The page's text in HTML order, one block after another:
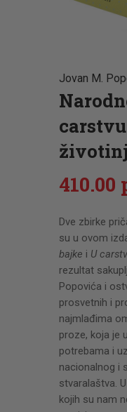
CENOVNIK
Jovan M.
410.00
Dve zbirke
su u ovom
bajke i U
rezultat
Popovića i
prosvetnih i
najmlađima
proze, koja je
potrebama i
nacionalnog i
stvaralaštva.
kojih su nam